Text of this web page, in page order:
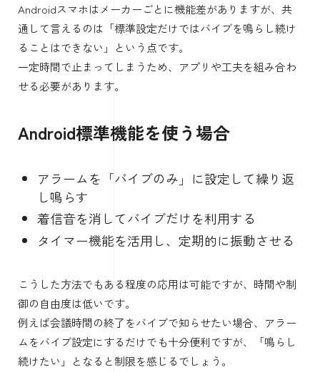
Androidスマホはメーカーごとに機能差がありますが、共
通して言えるのは「標準設定だけではバイブを鳴らし続け
ることはできない」という点です。
一定時間で止まってしまうため、アプリや工夫を組み合わ
せる必要があります。
Android標準機能を使う場合
アラームを「バイブのみ」に設定して繰り返
し鳴らす
着信音を消してバイブだけを利用する
タイマー機能を活用し、定期的に振動させる
こうした方法でもある程度の応用は可能ですが、時間や制
御の自由度は低いです。
例えば会議時間の終了をバイブで知らせたい場合、アラー
ムをバイブ設定にするだけでも十分便利ですが、「鳴らし
続けたい」となると制限を感じるでしょう。